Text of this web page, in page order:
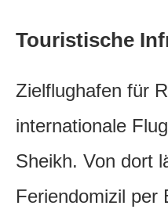
Touristische
Zielflughafen für
internationale
Sheikh. Von dort
Feriendomizil per